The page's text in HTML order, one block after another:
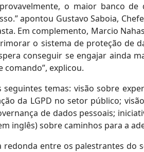
o maior banco
apontou Gustavo Saboia,
Em complemento, Marcio
o sistema de proteção de
conseguir se engajar ainda
comando”, explicou.
temas: visão sobre
da LGPD no setor público;
de dados pessoais;
inglês) sobre caminhos para a
entre os palestrantes